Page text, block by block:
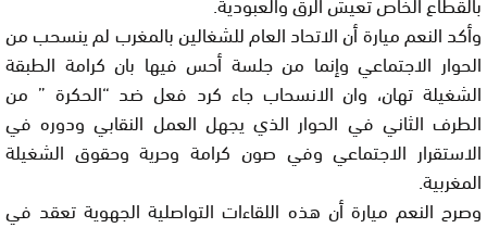
وأكد النعم ميارة أن الاتحاد العام للشغالين بالمغرب لم ينسحب من
الحوار الاجتماعي وإنما من جلسة أحس فيها بان كرامة الطبقة
الشغيلة تهان، وان الانسحاب جاء كرد فعل ضد “الحكرة ” من
الطرف الثاني في الحوار الذي يجهل العمل النقابي ودوره في
الاستقرار الاجتماعي وفي صون كرامة وحرية وحقوق الشغيلة
المغربية.
وصرح النعم ميارة أن هذه اللقاءات التواصلية الجهوية تعقد في